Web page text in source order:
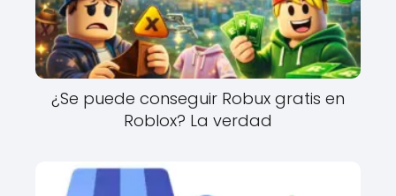
¿Se puede conseguir Robux gratis en
Roblox? La verdad